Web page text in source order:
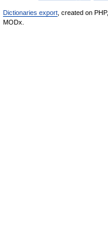
Dictionaries export , created on PHP,
MODx.